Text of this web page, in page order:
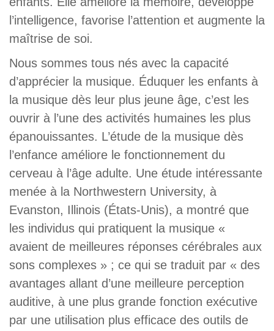
l’intelligence, favorise l’attention et augmente la
maîtrise de soi.
Nous sommes tous nés avec la capacité
d’apprécier la musique. Éduquer les enfants à
la musique dès leur plus jeune âge, c’est les
ouvrir à l’une des activités humaines les plus
épanouissantes. L’étude de la musique dès
l’enfance améliore le fonctionnement du
cerveau à l’âge adulte. Une étude intéressante
menée à la Northwestern University, à
Evanston, Illinois (États-Unis), a montré que
les individus qui pratiquent la musique «
avaient de meilleures réponses cérébrales aux
sons complexes » ; ce qui se traduit par « des
avantages allant d’une meilleure perception
auditive, à une plus grande fonction exécutive
par une utilisation plus efficace des outils de